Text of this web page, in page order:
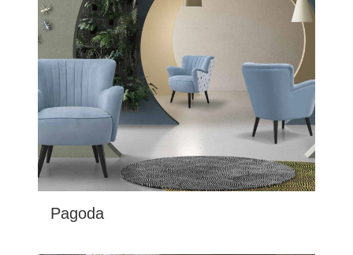
Pagoda